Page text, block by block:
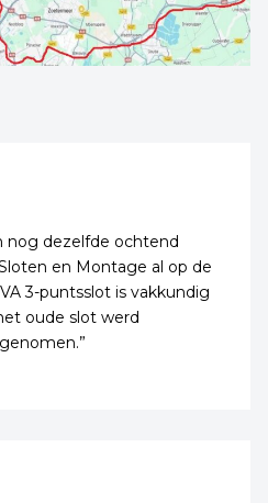
nog dezelfde ochtend
en Montage al op de
3-puntsslot is vakkundig
oude slot werd